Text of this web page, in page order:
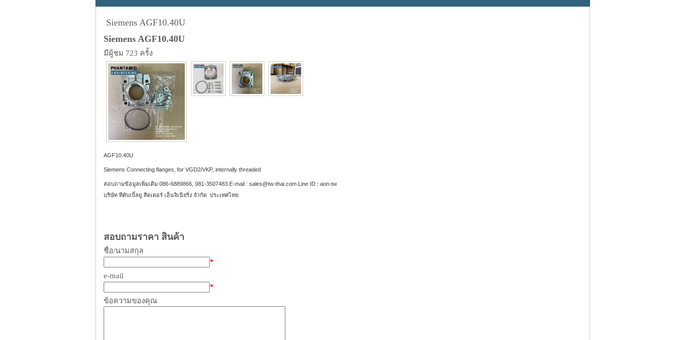
Siemens AGF10.40U
Siemens AGF10.40U
มีผู้ชม 723 ครั้ง
AGF10.40U
Siemens Connecting flanges, for VGD2/VKP, internally threaded
สอบถามข้อมูลเพิ่มเติม 086-6889866, 081-3507483 E-mail : sales@tw-thai.com Line ID : aon-tw
บริษัท ทีดับเบิ้ลยู ลีดเดอร์ เอ็นจิเนียริ่ง จำกัด ประเทศไทย
สอบถามราคา สินค้า
ชื่อ/นามสกุล
*
e-mail
*
ข้อความของคุณ